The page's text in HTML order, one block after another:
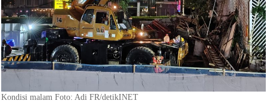
Kondisi malam Foto: Adi FR/detikINET